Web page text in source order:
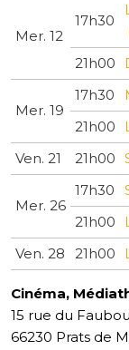
Mer. 12
17h30
21h00
Mer. 19
17h30
21h00
Ven. 21 21h00
Mer. 26
17h30
21h00
Ven. 28
21h00
Cinéma,
15 rue du
66230 Prats de